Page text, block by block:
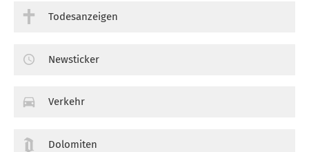
Todesanzeigen
Newsticker
Verkehr
Dolomiten